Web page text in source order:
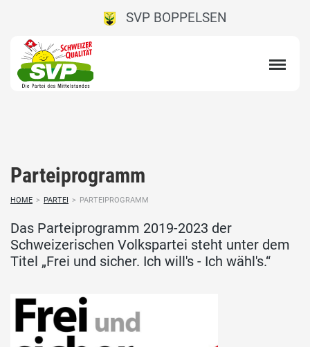
SVP BOPPELSEN
Parteiprogramm
HOME > PARTEI > PARTEIPROGRAMM
Das Parteiprogramm 2019-2023 der
Schweizerischen Volkspartei steht unter dem
Titel „Frei und sicher. Ich will's - Ich wähl's.“